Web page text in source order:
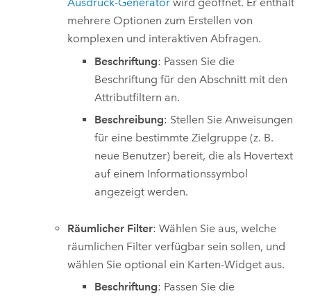
mehrere Optionen zum Erstellen von
komplexen und interaktiven Abfragen.
Beschriftung: Passen Sie die
Beschriftung für den Abschnitt mit den
Attributfiltern an.
Beschreibung: Stellen Sie Anweisungen
für eine bestimmte Zielgruppe (z. B.
neue Benutzer) bereit, die als Hovertext
auf einem Informationssymbol
angezeigt werden.
Räumlicher Filter: Wählen Sie aus, welche
räumlichen Filter verfügbar sein sollen, und
wählen Sie optional ein Karten-Widget aus.
Beschriftung: Passen Sie die